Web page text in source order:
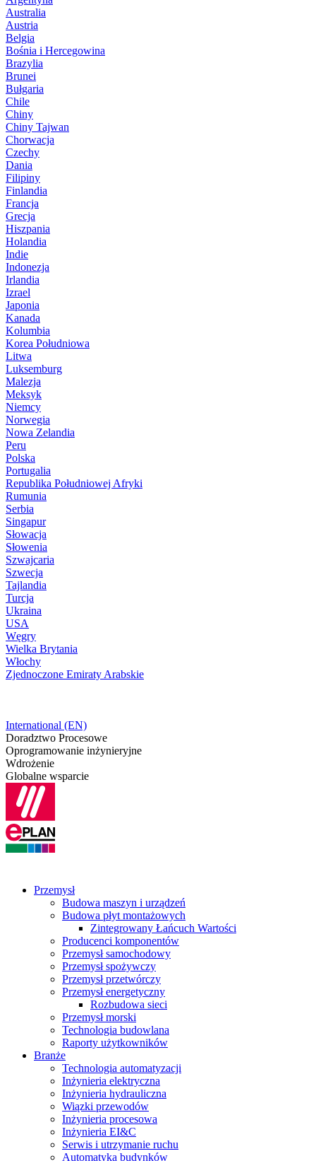
Australia
Austria
Belgia
Bośnia i Hercegowina
Brazylia
Brunei
Bułgaria
Chile
Chiny
Chiny Tajwan
Chorwacja
Czechy
Dania
Filipiny
Finlandia
Francja
Grecja
Hiszpania
Holandia
Indie
Indonezja
Irlandia
Izrael
Japonia
Kanada
Kolumbia
Korea Południowa
Litwa
Luksemburg
Malezja
Meksyk
Niemcy
Norwegia
Nowa Zelandia
Peru
Polska
Portugalia
Republika Południowej Afryki
Rumunia
Serbia
Singapur
Słowacja
Słowenia
Szwajcaria
Szwecja
Tajlandia
Turcja
Ukraina
USA
Węgry
Wielka Brytania
Włochy
Zjednoczone Emiraty Arabskie
International (EN)
Doradztwo Procesowe
Oprogramowanie inżynieryjne
Wdrożenie
Globalne wsparcie
Przemysł
Budowa maszyn i urządzeń
Budowa płyt montażowych
Zintegrowany Łańcuch Wartości
Producenci komponentów
Przemysł samochodowy
Przemysł spożywczy
Przemysł przetwórczy
Przemysł energetyczny
Rozbudowa sieci
Przemysł morski
Technologia budowlana
Raporty użytkowników
Branże
Technologia automatyzacji
Inżynieria elektryczna
Inżynieria hydrauliczna
Wiązki przewodów
Inżynieria procesowa
Inżynieria EI&C
Serwis i utrzymanie ruchu
Automatyka budynków